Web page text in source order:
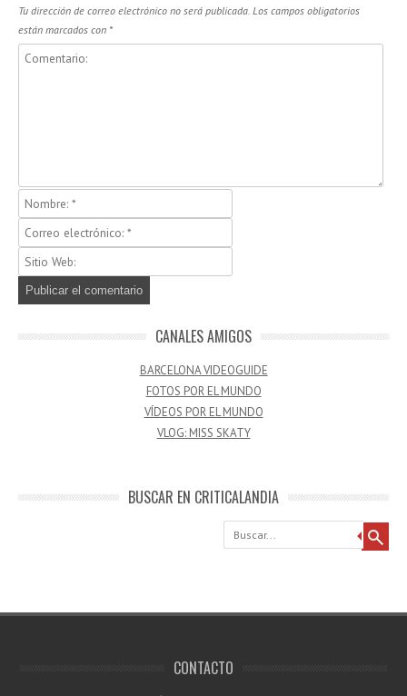
Tu dirección de correo electrónico no será publicada. Los campos obligatorios
están marcados con *
CANALES AMIGOS
BARCELONA VIDEOGUIDE
FOTOS POR EL MUNDO
VÍDEOS POR EL MUNDO
VLOG: MISS SKATY
BUSCAR EN CRITICALANDIA
Buscar
CONTACTO